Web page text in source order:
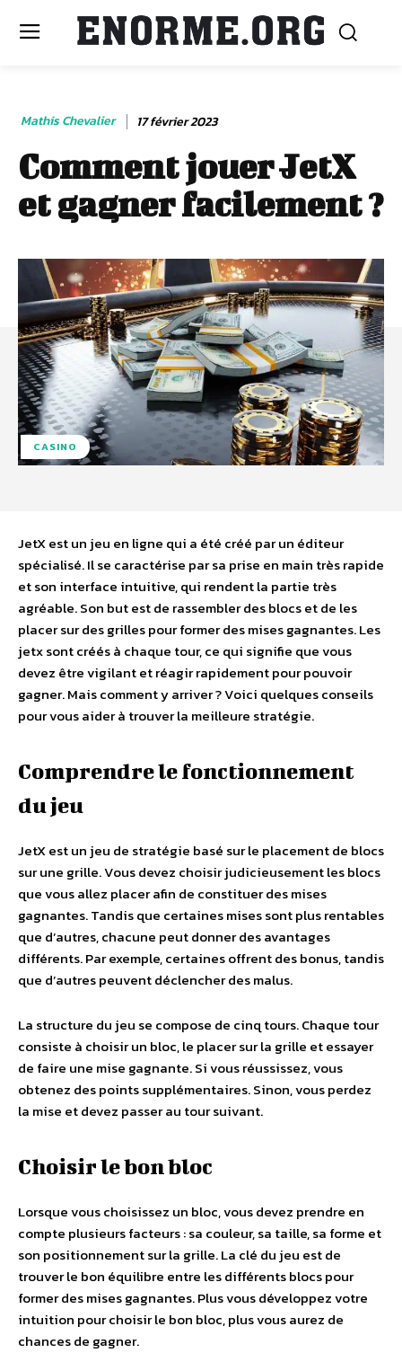
Mathis Chevalier 17 février 2023
Comment jouer JetX
et gagner facilement ?
CASINO
JetX est un jeu en ligne qui a été créé par un éditeur
spécialisé. Il se caractérise par sa prise en main très rapide
et son interface intuitive, qui rendent la partie très
agréable. Son but est de rassembler des blocs et de les
placer sur des grilles pour former des mises gagnantes. Les
jetx sont créés à chaque tour, ce qui signifie que vous
devez être vigilant et réagir rapidement pour pouvoir
gagner. Mais comment y arriver ? Voici quelques conseils
pour vous aider à trouver la meilleure stratégie.
Comprendre le fonctionnement
du jeu
JetX est un jeu de stratégie basé sur le placement de blocs
sur une grille. Vous devez choisir judicieusement les blocs
que vous allez placer afin de constituer des mises
gagnantes. Tandis que certaines mises sont plus rentables
que d’autres, chacune peut donner des avantages
différents. Par exemple, certaines offrent des bonus, tandis
que d’autres peuvent déclencher des malus.
La structure du jeu se compose de cinq tours. Chaque tour
consiste à choisir un bloc, le placer sur la grille et essayer
de faire une mise gagnante. Si vous réussissez, vous
obtenez des points supplémentaires. Sinon, vous perdez
la mise et devez passer au tour suivant.
Choisir le bon bloc
Lorsque vous choisissez un bloc, vous devez prendre en
compte plusieurs facteurs : sa couleur, sa taille, sa forme et
son positionnement sur la grille. La clé du jeu est de
trouver le bon équilibre entre les différents blocs pour
former des mises gagnantes. Plus vous développez votre
intuition pour choisir le bon bloc, plus vous aurez de
chances de gagner.